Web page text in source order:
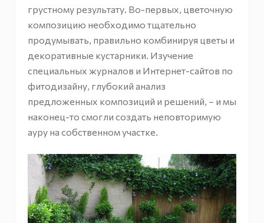
грустному результату. Во-первых, цветочную
композицию необходимо тщательно
продумывать, правильно комбинируя цветы и
декоративные кустарники. Изучение
специальных журналов и Интернет-сайтов по
фитодизайну, глубокий анализ
предложенных композиций и решений, – и мы
наконец-то смогли создать неповторимую
ауру на собственном участке.